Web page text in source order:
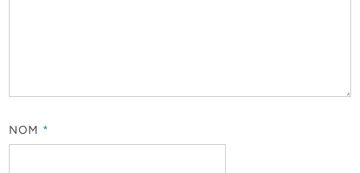
NOM *